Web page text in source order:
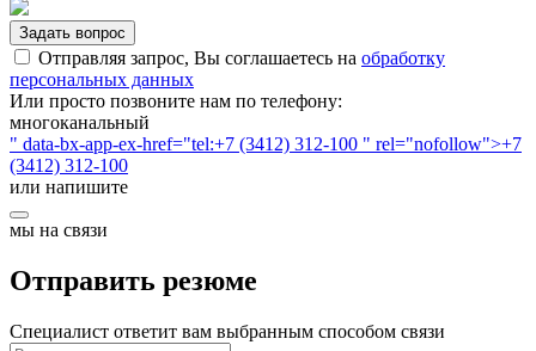
Задать вопрос
Отправляя запрос, Вы соглашаетесь на обработку
персональных данных
Или просто позвоните нам по телефону:
многоканальный
" data-bx-app-ex-href="tel:+7 (3412) 312-100 " rel="nofollow">+7
(3412) 312-100
или напишите
мы на связи
Отправить резюме
Специалист ответит вам выбранным способом связи